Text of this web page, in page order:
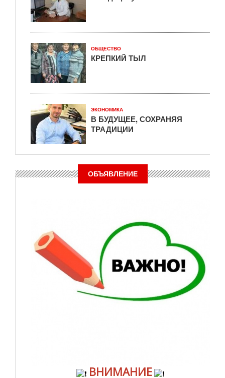
ОБЩЕСТВО
КРЕПКИЙ ТЫЛ
ЭКОНОМИКА
В БУДУЩЕЕ, СОХРАНЯЯ
ТРАДИЦИИ
ОБЪЯВЛЕНИЕ
ВНИМАНИЕ